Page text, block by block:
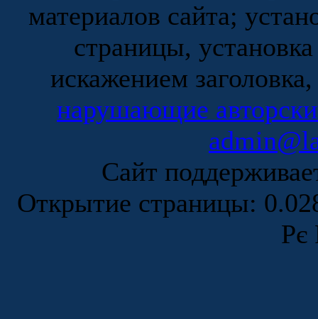
материалов сайта;
страницы,
искажением
нарушающие
Сайт
Открытие страницы:
Рє